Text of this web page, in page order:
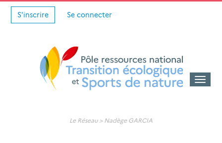
S'inscrire Se connecter
Toggle
Le Réseau > Nadège GARCIA